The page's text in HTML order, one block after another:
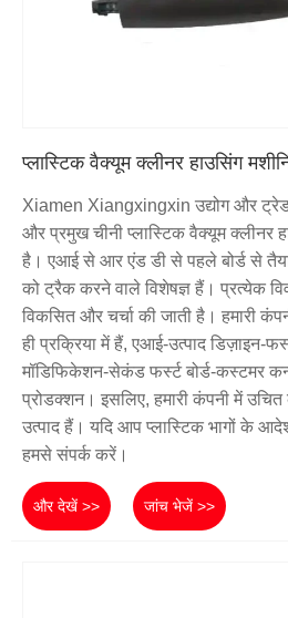
प्लास्टिक वैक्यूम क्लीनर हाउसिंग
Xiamen Xiangxingxin उद्योग और
और प्रमुख चीनी प्लास्टिक वैक्यूम क्लीनर
है। एआई से आर एंड डी से पहले बोर्ड से
को ट्रैक करने वाले विशेषज्ञ हैं। प्रत्येक
विकसित और चर्चा की जाती है। हमारी
ही प्रक्रिया में हैं, एआई-उत्पाद डिज़ाइन-
मॉडिफिकेशन-सेकंड फर्स्ट बोर्ड-कस्टमर
प्रोडक्शन। इसलिए, हमारी कंपनी में उचित
उत्पाद हैं। यदि आप प्लास्टिक भागों के
हमसे संपर्क करें।
और देखें >> जांच भेजें >>